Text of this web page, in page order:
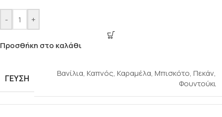
- +
Προσθήκη στο καλάθι
ΓΕΎΣΗ Βανίλια, Καπνός, Καραμέλα, Μπισκότο, Πεκάν,
Φουντούκι